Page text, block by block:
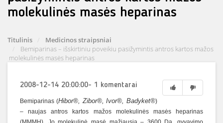
molekulinės masės heparinas
Titulinis
Medicinos straipsniai
Bemiparinas – išskirtiniu poveikiu pasižymintis antros kartos mažos
molekulinės masės heparinas
2008-12-14 20:00:00- 1 komentarai
Bemiparinas (Hibor®, Zibor®, Ivor®, Badyket®)
– naujas antros kartos mažos molekulinės masės heparinas